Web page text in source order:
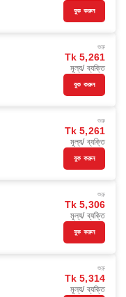
বুক করুন
শুরু
Tk 5,261
মূল্য/ ব্যক্তি
বুক করুন
শুরু
Tk 5,261
মূল্য/ ব্যক্তি
বুক করুন
শুরু
Tk 5,306
মূল্য/ ব্যক্তি
বুক করুন
শুরু
Tk 5,314
মূল্য/ ব্যক্তি